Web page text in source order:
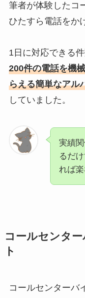
筆者が体験したコ
ひたすら電話をか
1日に対応できる
200件の電話を機
らえる簡単なアル
していました。
実績
るだ
れば
コールセンタ
ト
コールセンターバ